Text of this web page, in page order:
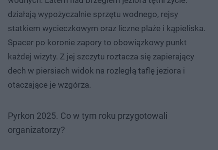
działają wypożyczalnie sprzętu wodnego, rejsy
statkiem wycieczkowym oraz liczne plaże i kąpieliska.
Spacer po koronie zapory to obowiązkowy punkt
każdej wizyty. Z jej szczytu roztacza się zapierający
dech w piersiach widok na rozległą taflę jeziora i
otaczające je wzgórza.
Pyrkon 2025. Co w tym roku przygotowali
organizatorzy?